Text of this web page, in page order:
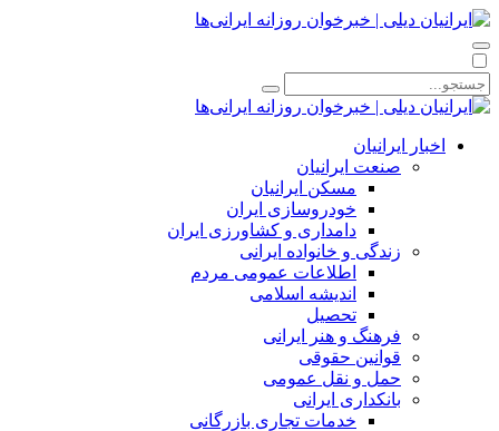
اخبار ایرانیان
صنعت ایرانیان
مسکن ایرانیان
خودروسازی ایران
دامداری و کشاورزی ایران
زندگی و خانواده ایرانی
اطلاعات عمومی مردم
اندیشه اسلامی
تحصیل
فرهنگ و هنر ایرانی
قوانین حقوقی
حمل و نقل عمومی
بانکداری ایرانی
خدمات تجاری بازرگانی